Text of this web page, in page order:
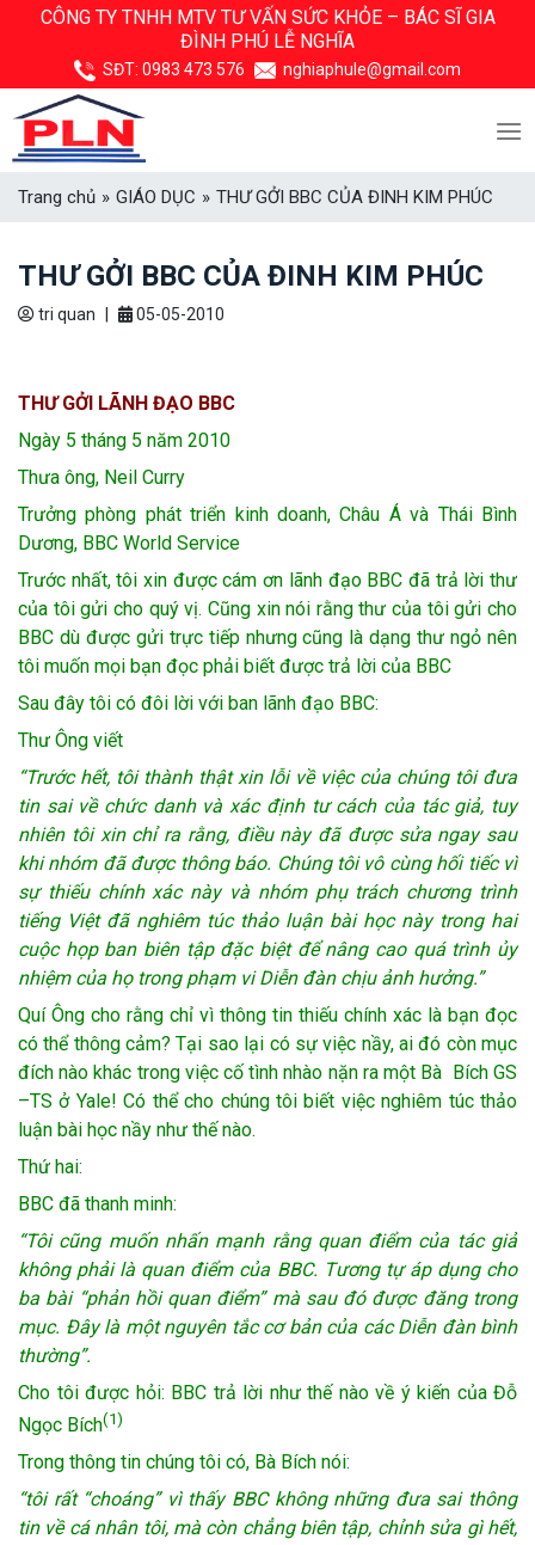
CÔNG TY TNHH MTV TƯ VẤN SỨC KHỎE – BÁC SĨ GIA
ĐÌNH PHÚ LỄ NGHĨA
SĐT: 0983 473 576 nghiaphule@gmail.com
Trang chủ » GIÁO DỤC » THƯ GỞI BBC CỦA ĐINH KIM PHÚC
THƯ GỞI BBC CỦA ĐINH KIM PHÚC
tri quan 05-05-2010
THƯ GỞI LÃNH ĐẠO BBC
Ngày 5 tháng 5 năm 2010
Thưa ông, Neil Curry
Trưởng phòng phát triển kinh doanh, Châu Á và Thái Bình
Dương, BBC World Service
Trước nhất, tôi xin được cám ơn lãnh đạo BBC đã trả lời thư
của tôi gửi cho quý vị. Cũng xin nói rằng thư của tôi gửi cho
BBC dù được gửi trực tiếp nhưng cũng là dạng thư ngỏ nên
tôi muốn mọi bạn đọc phải biết được trả lời của BBC
Sau đây tôi có đôi lời với ban lãnh đạo BBC:
Thư Ông viết
“Trước hết, tôi thành thật xin lỗi về việc của chúng tôi đưa
tin sai về chức danh và xác định tư cách của tác giả, tuy
nhiên tôi xin chỉ ra rằng, điều này đã được sửa ngay sau
khi nhóm đã được thông báo. Chúng tôi vô cùng hối tiếc vì
sự thiếu chính xác này và nhóm phụ trách chương trình
tiếng Việt đã nghiêm túc thảo luận bài học này trong hai
cuộc họp ban biên tập đặc biệt để nâng cao quá trình ủy
nhiệm của họ trong phạm vi Diễn đàn chịu ảnh hưởng.”
Quí Ông cho rằng chỉ vì thông tin thiếu chính xác là bạn đọc
có thể thông cảm? Tại sao lại có sự việc nầy, ai đó còn mục
đích nào khác trong việc cố tình nhào nặn ra một Bà Bích GS
–TS ở Yale! Có thể cho chúng tôi biết việc nghiêm túc thảo
luận bài học nầy như thế nào.
Thứ hai:
BBC đã thanh minh:
“Tôi cũng muốn nhấn mạnh rằng quan điểm của tác giả
không phải là quan điểm của BBC. Tương tự áp dụng cho
ba bài “phản hồi quan điểm” mà sau đó được đăng trong
mục. Đây là một nguyên tắc cơ bản của các Diễn đàn bình
thường”.
Cho tôi được hỏi: BBC trả lời như thế nào về ý kiến của Đỗ
Ngọc Bích(1)
Trong thông tin chúng tôi có, Bà Bích nói:
“tôi rất “choáng” vì thấy BBC không những đưa sai thông
tin về cá nhân tôi, mà còn chẳng biên tập, chỉnh sửa gì hết,